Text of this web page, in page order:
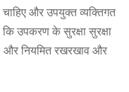
और उपयुक्त व्यक्तिगत
उपकरण के सुरक्षा सुरक्षा
और नियमित रखरखाव और